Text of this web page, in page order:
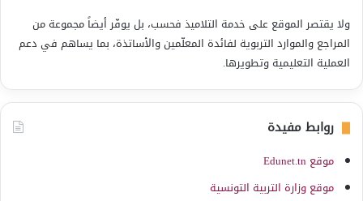
ولا يقتصر الموقع على خدمة التلاميذ فحسب، بل يوفّر أيضاً مجموعة من
المراجع والموارد التربوية لفائدة المعلّمين والأساتذة، بما يساهم في دعم
العملية التعليمية وتطويرها.
روابط مفيدة
موقع Edunet.tn
موقع وزارة التربية التونسية